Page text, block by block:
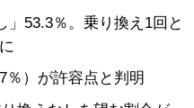
」53.3％。乗り換え1回と
％）が許容点と判明